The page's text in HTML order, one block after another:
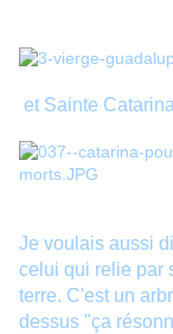
et Sainte
Je voulais aussi
celui qui relie par
terre. C'est un
dessus "ça